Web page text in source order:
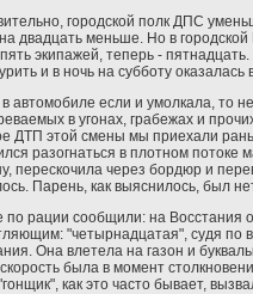
городской полк ДПС
двадцать меньше. Но в
экипажей, теперь -
и в ночь на субботу
в автомобиле если и умолкала, то
в угонах, грабежах и
ДТП этой смены мы приехали
разогнаться в плотном
перескочила через бордюр и
Парень, как выяснилось, был
по рации сообщили: на
"четырнадцатая", судя по
Она влетела на газон и
была в момент
как это часто бывает,